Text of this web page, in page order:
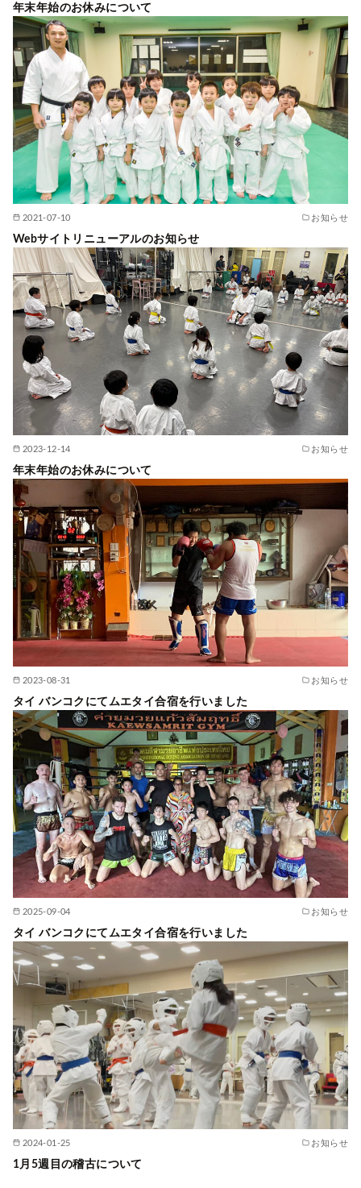
年末年始のお休みについて
2021-07-10 お知らせ
Webサイトリニューアルのお知らせ
2023-12-14 お知らせ
年末年始のお休みについて
2023-08-31 お知らせ
タイ バンコクにてムエタイ合宿を行いました
2025-09-04 お知らせ
タイ バンコクにてムエタイ合宿を行いました
2024-01-25 お知らせ
1月5週目の稽古について